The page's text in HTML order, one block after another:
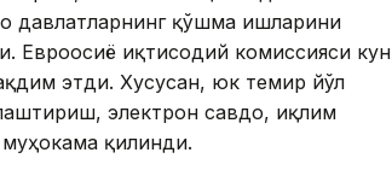
давлатларнинг қўшма ишларини
Евроосиё иқтисодий комиссияси кун
этди. Хусусан, юк темир йўл
электрон савдо, иқлим
қилинди.